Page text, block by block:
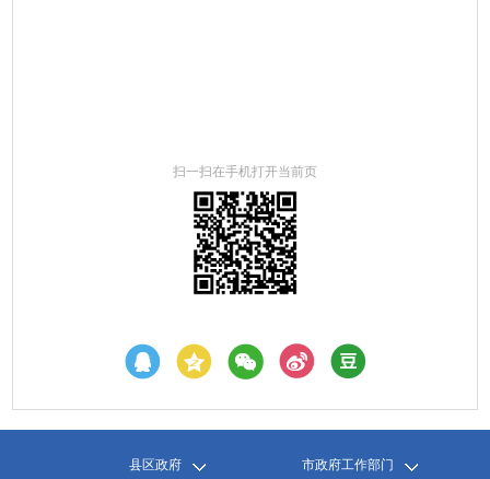
扫一扫在手机打开当前页
县区政府 市政府工作部门